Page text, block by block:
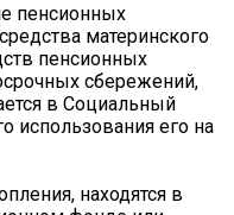
пенсионных
материнского
пенсионных
сбережений,
в Социальный
использования его на
находятся в